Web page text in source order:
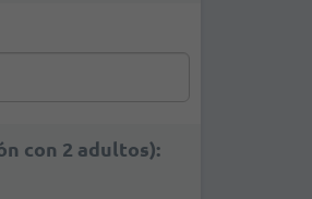
con 2 adultos):